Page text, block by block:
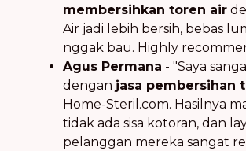
membersihkan toren air
Air jadi lebih bersih, bebas
nggak bau. Highly
Agus Permana - "Saya
dengan jasa pembersihan
Home-Steril.com. Hasilnya
tidak ada sisa kotoran, dan
pelanggan mereka sangat